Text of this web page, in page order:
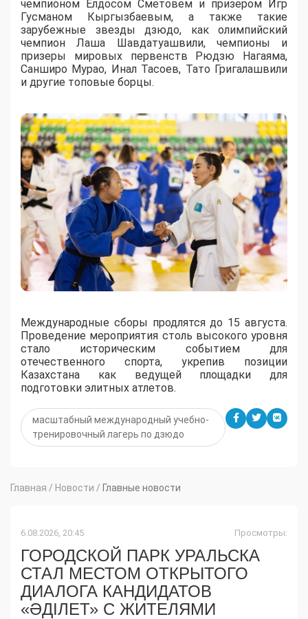
чемпионом Елдосом Сметовем и призером Игр
Гусманом Кыргызбаевым, а также такие
зарубежные звезды дзюдо, как олимпийский
чемпион Лаша Шавдатуашвили, чемпионы и
призеры мировых первенств Рюдзю Нагаяма,
Санширо Мурао, Инал Тасоев, Тато Григалашвили
и другие топовые борцы.
Международные сборы продлятся до 15 августа.
Проведение мероприятия столь высокого уровня
стало историческим событием для
отечественного спорта, укрепив позиции
Казахстана как ведущей площадки для
подготовки элитных атлетов.
масштабный международный учебно-
тренировочный лагерь по дзюдо
Главная / Новости / Главные новости
6.08.2026, 20:45 Просмотры:
ГОРОДСКОЙ ПАРК УРАЛЬСКА
СТАЛ МЕСТОМ ОТКРЫТОГО
ДИАЛОГА КАНДИДАТОВ
«ӘДІЛЕТ» С ЖИТЕЛЯМИ